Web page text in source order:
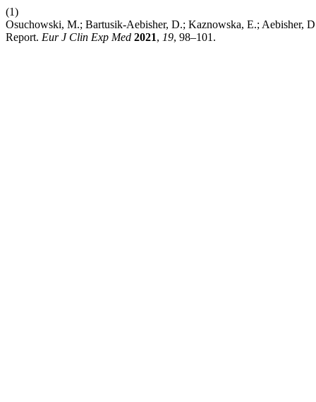
(1)
Osuchowski, M.; Bartusik-Aebisher, D.; Kaznowska, E.; Aebisher,
Report. Eur J Clin Exp Med 2021, 19, 98–101.